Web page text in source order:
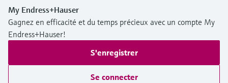
My Endress+Hauser
Gagnez en efficacité et du temps précieux avec un compte My
Endress+Hauser!
S'enregistrer
Se connecter